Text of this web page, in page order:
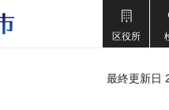
区役所
最終更新日